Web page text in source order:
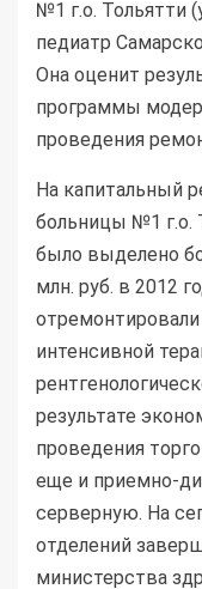
№1 г.о. Тольятти
педиатр
Она оценит
программы
проведения
На капитальный
больницы №1 г.о.
было выделено
млн. руб. в 2012
интенсивной
результате
проведения
еще и приемно-
серверную. На
отделений
министерства